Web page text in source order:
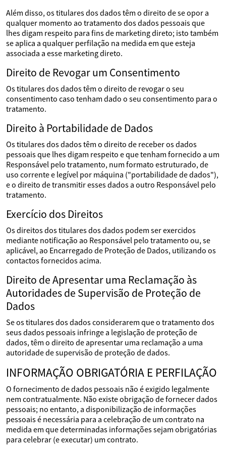
Além disso, os titulares dos dados têm o direito de se opor a
qualquer momento ao tratamento dos dados pessoais que
lhes digam respeito para fins de marketing direto; isto também
se aplica a qualquer perfilação na medida em que esteja
associada a esse marketing direto.
Direito de Revogar um Consentimento
Os titulares dos dados têm o direito de revogar o seu
consentimento caso tenham dado o seu consentimento para o
tratamento.
Direito à Portabilidade de Dados
Os titulares dos dados têm o direito de receber os dados
pessoais que lhes digam respeito e que tenham fornecido a um
Responsável pelo tratamento, num formato estruturado, de
uso corrente e legível por máquina ("portabilidade de dados"),
e o direito de transmitir esses dados a outro Responsável pelo
tratamento.
Exercício dos Direitos
Os direitos dos titulares dos dados podem ser exercidos
mediante notificação ao Responsável pelo tratamento ou, se
aplicável, ao Encarregado de Proteção de Dados, utilizando os
contactos fornecidos acima.
Direito de Apresentar uma Reclamação às
Autoridades de Supervisão de Proteção de
Dados
Se os titulares dos dados considerarem que o tratamento dos
seus dados pessoais infringe a legislação de proteção de
dados, têm o direito de apresentar uma reclamação a uma
autoridade de supervisão de proteção de dados.
INFORMAÇÃO OBRIGATÓRIA E PERFILAÇÃO
O fornecimento de dados pessoais não é exigido legalmente
nem contratualmente. Não existe obrigação de fornecer dados
pessoais; no entanto, a disponibilização de informações
pessoais é necessária para a celebração de um contrato na
medida em que determinadas informações sejam obrigatórias
para celebrar (e executar) um contrato.